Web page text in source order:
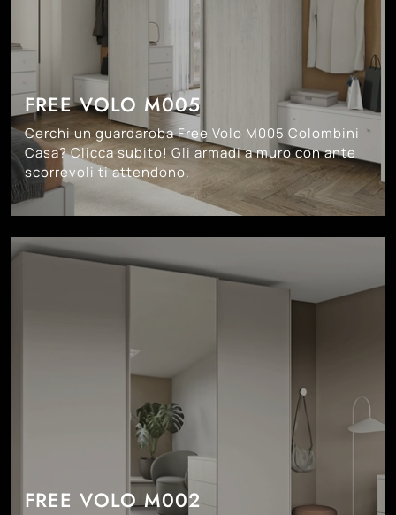
FREE VOLO M005
Cerchi un guardaroba Free Volo M005 Colombini
Casa? Clicca subito! Gli armadi a muro con ante
scorrevoli ti attendono.
FREE VOLO M002